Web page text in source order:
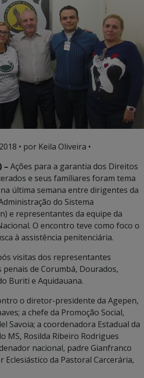
• por Keila Oliveira •
– Ações para a garantia dos Direitos
e seus familiares foram tema
última semana entre dirigentes da
do Sistema
e representantes da equipe da
O encontro teve como foco o
à assistência penitenciária.
visitas dos representantes
de Corumbá, Dourados,
Buriti e Aquidauana.
o diretor-presidente da Agepen,
a chefe da Promoção Social,
Savoia; a coordenadora Estadual da
MS, Rosilda Ribeiro Rodrigues
nacional, padre Gianfranco
Eclesiástico da Pastoral Carcerária,